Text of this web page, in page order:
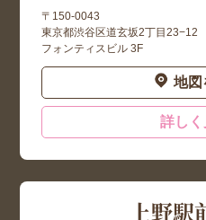
〒150-0043
東京都渋谷区道玄坂2丁目23−12
フォンティスビル 3F
地図
詳しく
上野駅